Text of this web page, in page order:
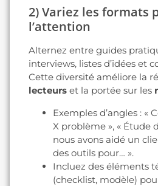
2) Variez les formats
l’attention
Alternez entre guides
interviews, listes d’idées et
Cette diversité améliore la
lecteurs et la portée sur les
Exemples d’angles : «
X problème », « Étude
nous avons aidé un
des outils pour… ».
Incluez des éléments
(checklist, modèle)